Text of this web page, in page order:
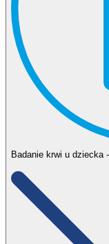
Badanie krwi u dziecka